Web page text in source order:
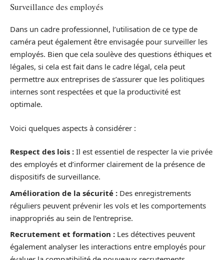
Surveillance des employés
Dans un cadre professionnel, l’utilisation de ce type de
caméra peut également être envisagée pour surveiller les
employés. Bien que cela soulève des questions éthiques et
légales, si cela est fait dans le cadre légal, cela peut
permettre aux entreprises de s’assurer que les politiques
internes sont respectées et que la productivité est
optimale.
Voici quelques aspects à considérer :
Respect des lois : Il est essentiel de respecter la vie privée
des employés et d’informer clairement de la présence de
dispositifs de surveillance.
Amélioration de la sécurité : Des enregistrements
réguliers peuvent prévenir les vols et les comportements
inappropriés au sein de l’entreprise.
Recrutement et formation : Les détectives peuvent
également analyser les interactions entre employés pour